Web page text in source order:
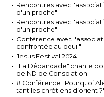
Rencontres avec
d'un proche"
Rencontres avec
d'un proche"
Conférence avec
confrontée au deuil"
Jesus Festival 2024
"La Débandade" chante
de ND de Consolation
# Conférence "Pourquoi
tant les chrétiens d’orient ?"